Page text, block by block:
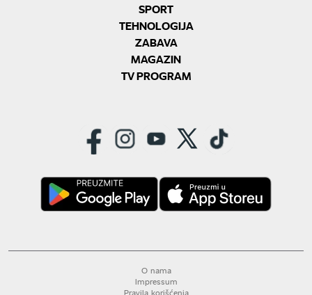
SPORT
TEHNOLOGIJA
ZABAVA
MAGAZIN
TV PROGRAM
O nama
Impressum
Pravila korišćenja